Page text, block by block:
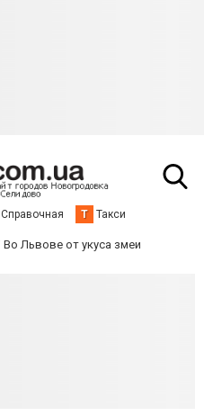
Справочная Т Такси
Во Львове от укуса змеи